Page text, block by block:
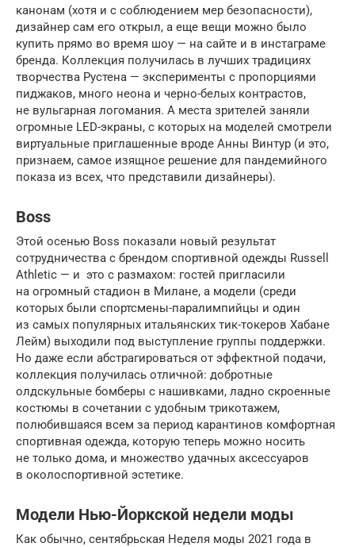
канонам (хотя и с соблюдением мер безопасности),
дизайнер сам его открыл, а еще вещи можно было
купить прямо во время шоу — на сайте и в инстаграме
бренда. Коллекция получилась в лучших традициях
творчества Рустена — эксперименты с пропорциями
пиджаков, много неона и черно-белых контрастов,
не вульгарная логомания. А места зрителей заняли
огромные LED-экраны, с которых на моделей смотрели
виртуальные приглашенные вроде Анны Винтур (и это,
признаем, самое изящное решение для пандемийного
показа из всех, что представили дизайнеры).
Boss
Этой осенью Boss показали новый результат
сотрудничества с брендом спортивной одежды Russell
Athletic — и это с размахом: гостей пригласили
на огромный стадион в Милане, а модели (среди
которых были спортсмены-паралимпийцы и один
из самых популярных итальянских тик-токеров Хабане
Лейм) выходили под выступление группы поддержки.
Но даже если абстрагироваться от эффектной подачи,
коллекция получилась отличной: добротные
олдскульные бомберы с нашивками, ладно скроенные
костюмы в сочетании с удобным трикотажем,
полюбившаяся всем за период карантинов комфортная
спортивная одежда, которую теперь можно носить
не только дома, и множество удачных аксессуаров
в околоспортивной эстетике.
Модели Нью-Йоркской недели моды
Как обычно, сентябрьская Неделя моды 2021 года в